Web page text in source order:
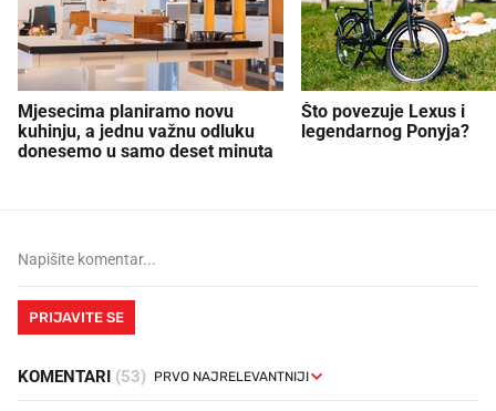
Mjesecima planiramo novu
kuhinju, a jednu važnu odluku
donesemo u samo deset minuta
Što povezuje Lexus i
legendarnog Ponyja?
PRIJAVITE SE
KOMENTARI (53)